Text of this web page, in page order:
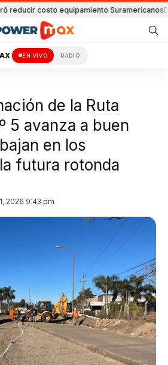
costo equipamiento SuramericanosDetenido
EN VIVO RADIO
de la Ruta
5 avanza a buen
en los
futura rotonda
2026 9:43 pm